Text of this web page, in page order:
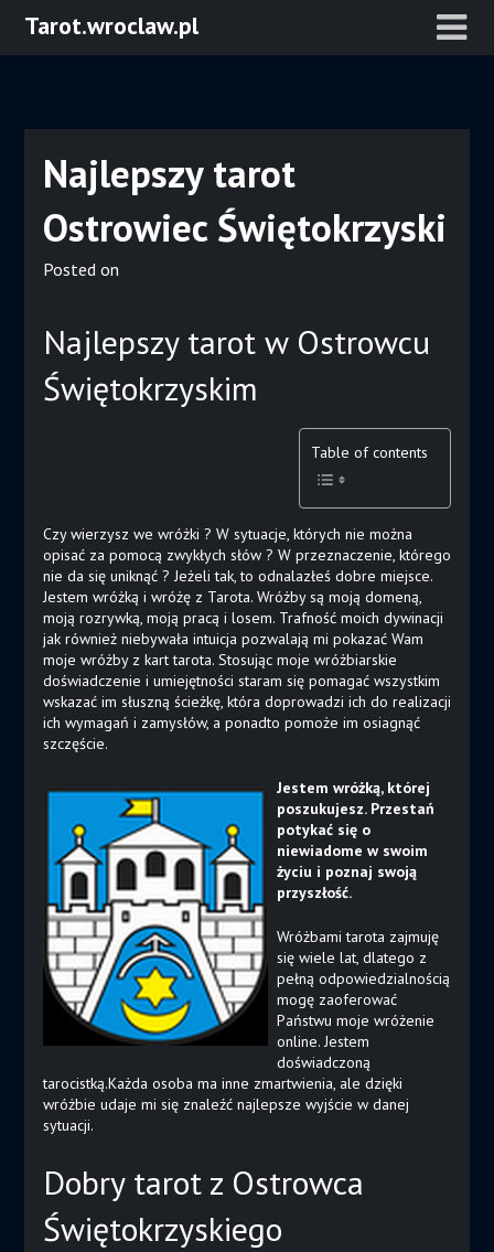
SkipTarot.wroclaw.pl
Najlepszy tarot
Ostrowiec Świętokrzyski
Posted on
Najlepszy tarot w Ostrowcu
Świętokrzyskim
Table of contents
Czy wierzysz we wróżki ? W sytuacje, których nie można
opisać za pomocą zwykłych słów ? W przeznaczenie, którego
nie da się uniknąć ? Jeżeli tak, to odnalazłeś dobre miejsce.
Jestem wróżką i wróżę z Tarota. Wróżby są moją domeną,
moją rozrywką, moją pracą i losem. Trafność moich dywinacji
jak również niebywała intuicja pozwalają mi pokazać Wam
moje wróżby z kart tarota. Stosując moje wróżbiarskie
doświadczenie i umiejętności staram się pomagać wszystkim
wskazać im słuszną ścieżkę, która doprowadzi ich do realizacji
ich wymagań i zamysłów, a ponadto pomoże im osiagnąć
szczęście.
Jestem wróżką, której
poszukujesz. Przestań
potykać się o
niewiadome w swoim
życiu i poznaj swoją
przyszłość.
Wróżbami tarota zajmuję
się wiele lat, dlatego z
pełną odpowiedzialnością
mogę zaoferować
Państwu moje wróżenie
online. Jestem
doświadczoną
tarocistką.Każda osoba ma inne zmartwienia, ale dzięki
wróżbie udaje mi się znaleźć najlepsze wyjście w danej
sytuacji.
Dobry tarot z Ostrowca
Świętokrzyskiego